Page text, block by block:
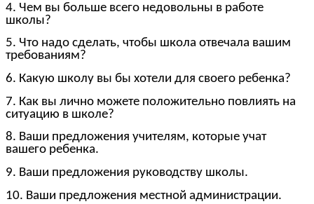
4. Чем вы больше всего недовольны в работе
школы?
5. Что надо сделать, чтобы школа отвечала вашим
требованиям?
6. Какую школу вы бы хотели для своего ребенка?
7. Как вы лично можете положительно повлиять на
ситуацию в школе?
8. Ваши предложения учителям, которые учат
вашего ребенка.
9. Ваши предложения руководству школы.
10. Ваши предложения местной администрации.